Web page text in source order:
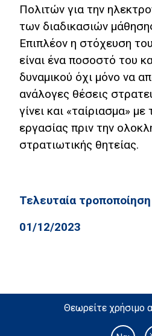
Πολιτών για την
των διαδικασιών
Επιπλέον η στόχευση
είναι ένα ποσοστό του
δυναμικού όχι μόνο να
ανάλογες θέσεις
γίνει και «ταίριασμα»
εργασίας πριν την
στρατιωτικής θητείας.
Τελευταία τροποποίηση
01/12/2023
Θεωρείτε χρήσιμο